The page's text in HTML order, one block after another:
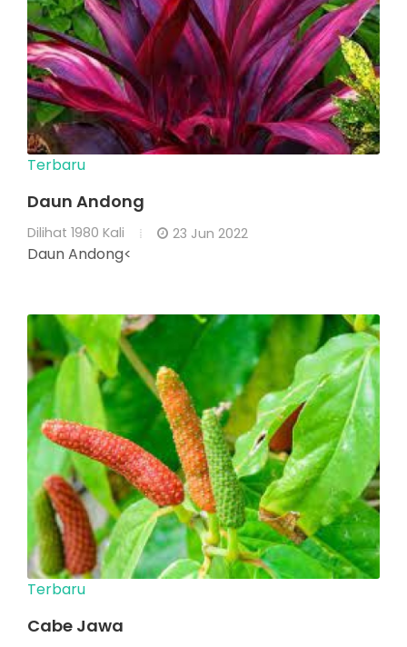
Terbaru
Daun Andong
Dilihat 1980 Kali 23 Jun 2022
Daun Andong<
Terbaru
Cabe Jawa